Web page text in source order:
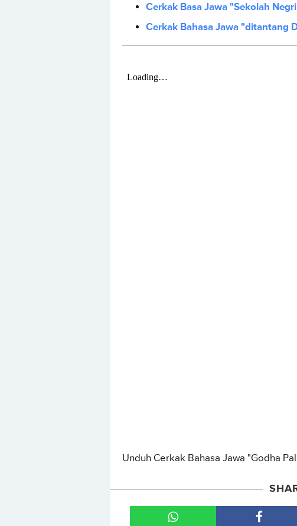
Cerkak Basa Jawa "Sekolah
Cerkak Bahasa Jawa "ditantang
Unduh Cerkak Bahasa Jawa "Godha